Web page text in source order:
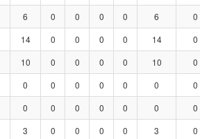
6 0 0 0 0 6 0
14 0 0 0 0 14 0
10 0 0 0 0 10 0
0 0 0 0 0 0 0
0 0 0 0 0 0 0
3 0 0 0 0 3 0